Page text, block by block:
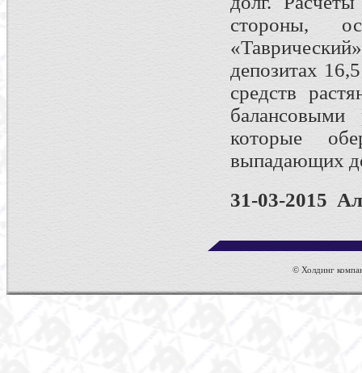
стороны,
депозитах
средств
которые
выпадающих
31-03-2015
© Холдинг